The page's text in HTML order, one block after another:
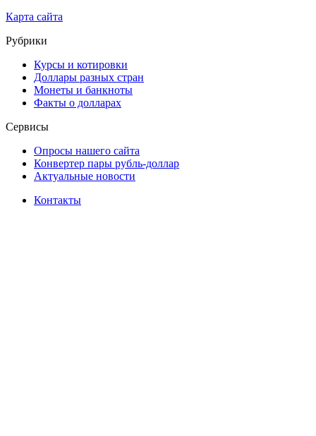
Карта сайта
Рубрики
Курсы и котировки
Доллары разных стран
Монеты и банкноты
Факты о долларах
Сервисы
Опросы нашего сайта
Конвертер пары рубль-доллар
Актуальные новости
Контакты